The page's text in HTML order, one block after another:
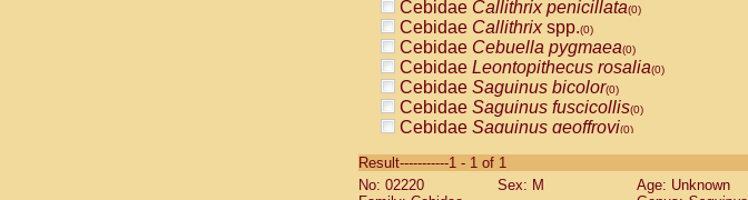
Cebidae Callithrix penicillata(0)
Cebidae Callithrixspp.(0)
Cebidae Cebuella pygmaea(0)
Cebidae Leontopithecus rosalia(0)
Cebidae Saguinus bicolor(0)
Cebidae Saguinus fuscicollis(0)
Cebidae Saguinus geoffroyi(0)
CebidaeSaguinus labiatus(0)
Cebidae Saguinus leucopus (0)
Result-----------1 - 1 of 1
No: 02220
Sex: M
Age: Unknown